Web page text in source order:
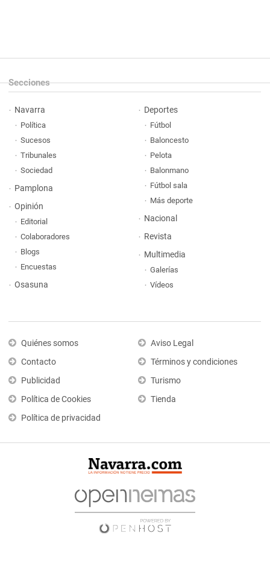
Secciones
Navarra
Política
Sucesos
Tribunales
Sociedad
Pamplona
Opinión
Editorial
Colaboradores
Blogs
Encuestas
Osasuna
Deportes
Fútbol
Baloncesto
Pelota
Balonmano
Fútbol sala
Más deporte
Nacional
Revista
Multimedia
Galerías
Vídeos
Quiénes somos
Contacto
Publicidad
Política de Cookies
Política de privacidad
Aviso Legal
Términos y condiciones
Turismo
Tienda